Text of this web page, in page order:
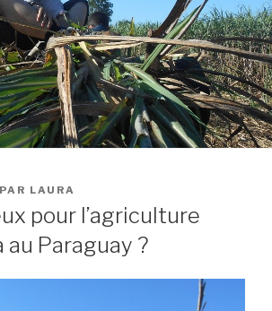
PAR LAURA
pour l’agriculture
au Paraguay ?